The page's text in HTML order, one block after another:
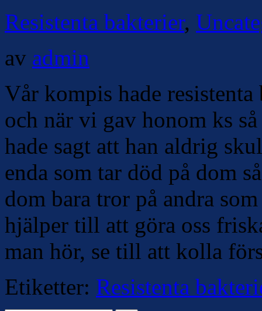
Resistenta bakterier,
av admin
Vår kompis hade
och när vi gav honom ks
hade sagt att han aldrig
enda som tar död på dom
dom bara tror på andra
hjälper till att göra oss
man hör, se till att kolla
Etiketter: Resistenta